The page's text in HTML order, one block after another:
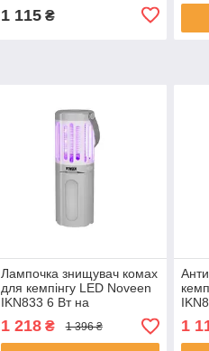
1 115₴
Лампочка знищувач комах
для кемпінгу LED Noveen
IKN833 6 Вт на
батарейках (SHiz16713)
1 218₴ 1 396 ₴ 1